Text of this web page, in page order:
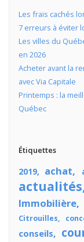
Les frais cachés
7 erreurs à éviter
Les villes du
en 2026
Acheter avant la
avec Via Capitale
Printemps : la
Québec
Étiquettes
2019 achat
actualités
Immobilière
Citrouilles
conseils